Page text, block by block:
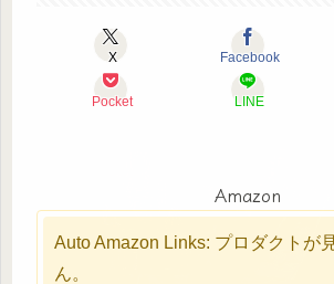
X Facebook
Pocket LINE
Amazon
Auto Amazon Links: プロダクトが
ん。